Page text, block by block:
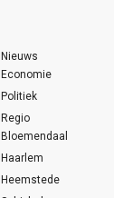
Nieuws
Economie
Politiek
Regio
Bloemendaal
Haarlem
Heemstede